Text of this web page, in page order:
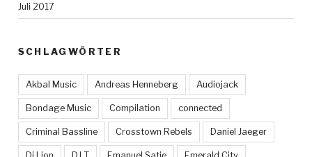
Juli 2017
SCHLAGWÖRTER
Akbal Music Andreas Henneberg Audiojack
Bondage Music Compilation connected
Criminal Bassline Crosstown Rebels Daniel Jaeger